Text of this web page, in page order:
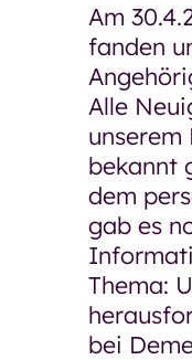
Am
fanden
Alle
unserem
bekannt
dem
gab es
Thema:
bei